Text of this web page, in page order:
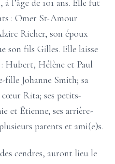
à l’âge de 101 ans. Elle fut
: Omer St-Amour
Richer, son époux
son fils Gilles. Elle laisse
Hubert, Hélène et Paul
fille Johanne Smith; sa
Rita; ses petits-
et Étienne; ses arrière-
parents et ami(e)s.
cendres, auront lieu le